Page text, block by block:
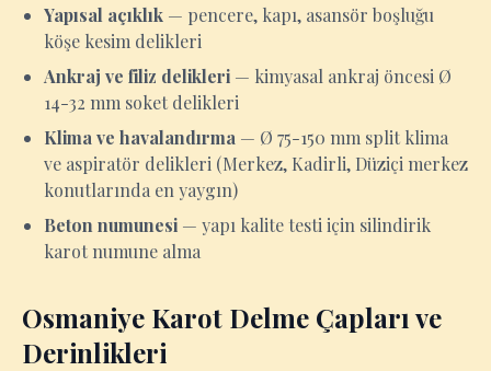
Yapısal açıklık — pencere, kapı, asansör boşluğu
köşe kesim delikleri
Ankraj ve filiz delikleri — kimyasal ankraj öncesi Ø
14-32 mm soket delikleri
Klima ve havalandırma — Ø 75-150 mm split klima
ve aspiratör delikleri (Merkez, Kadirli, Düziçi merkez
konutlarında en yaygın)
Beton numunesi — yapı kalite testi için silindirik
karot numune alma
Osmaniye Karot Delme Çapları ve
Derinlikleri